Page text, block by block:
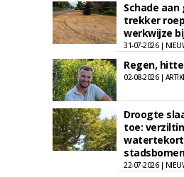
Schade aan
trekker
werkwijze
31-07-2026 |
Regen,
02-08-2026 |
Droogte
toe:
22-07-2026 |